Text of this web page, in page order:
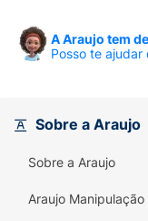
A Araujo tem
Posso te ajudar
Sobre a Araujo
Sobre a Araujo
Araujo Manipulação